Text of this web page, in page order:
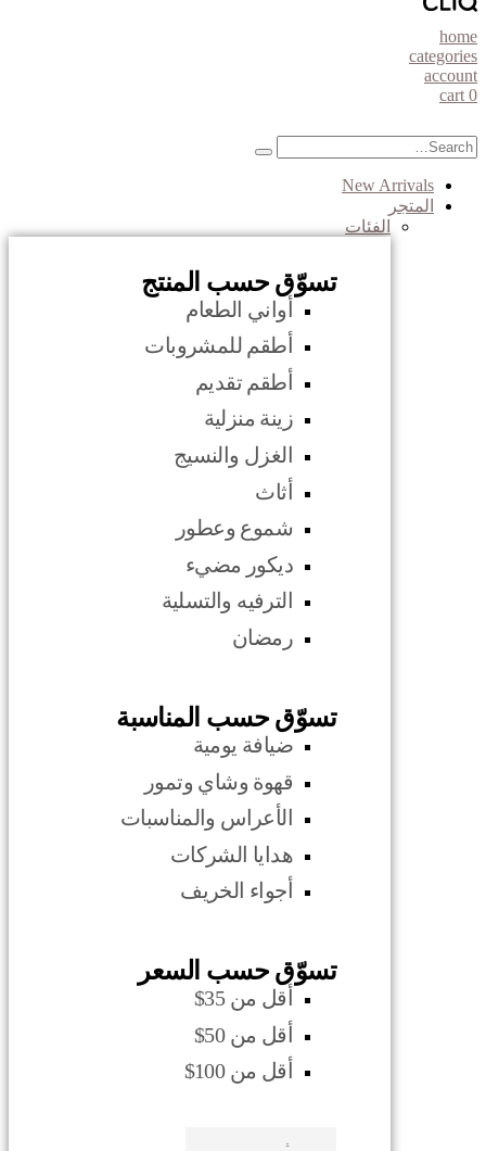
home
categories
account
0
cart
New Arrivals
المتجر
الفئات
تسوّق حسب المنتج
أواني الطعام
أطقم للمشروبات
أطقم تقديم
زينة منزلية
الغزل والنسيج
أثاث
شموع وعطور
ديكور مضيء
الترفيه والتسلية
رمضان
تسوّق حسب المناسبة
ضيافة يومية
قهوة وشاي وتمور
الأعراس والمناسبات
هدايا الشركات
أجواء الخريف
تسوّق حسب السعر
أقل من 35$
أقل من 50$
أقل من 100$